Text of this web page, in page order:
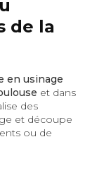
de la
en usinage
et dans
des
et découpe
ou de